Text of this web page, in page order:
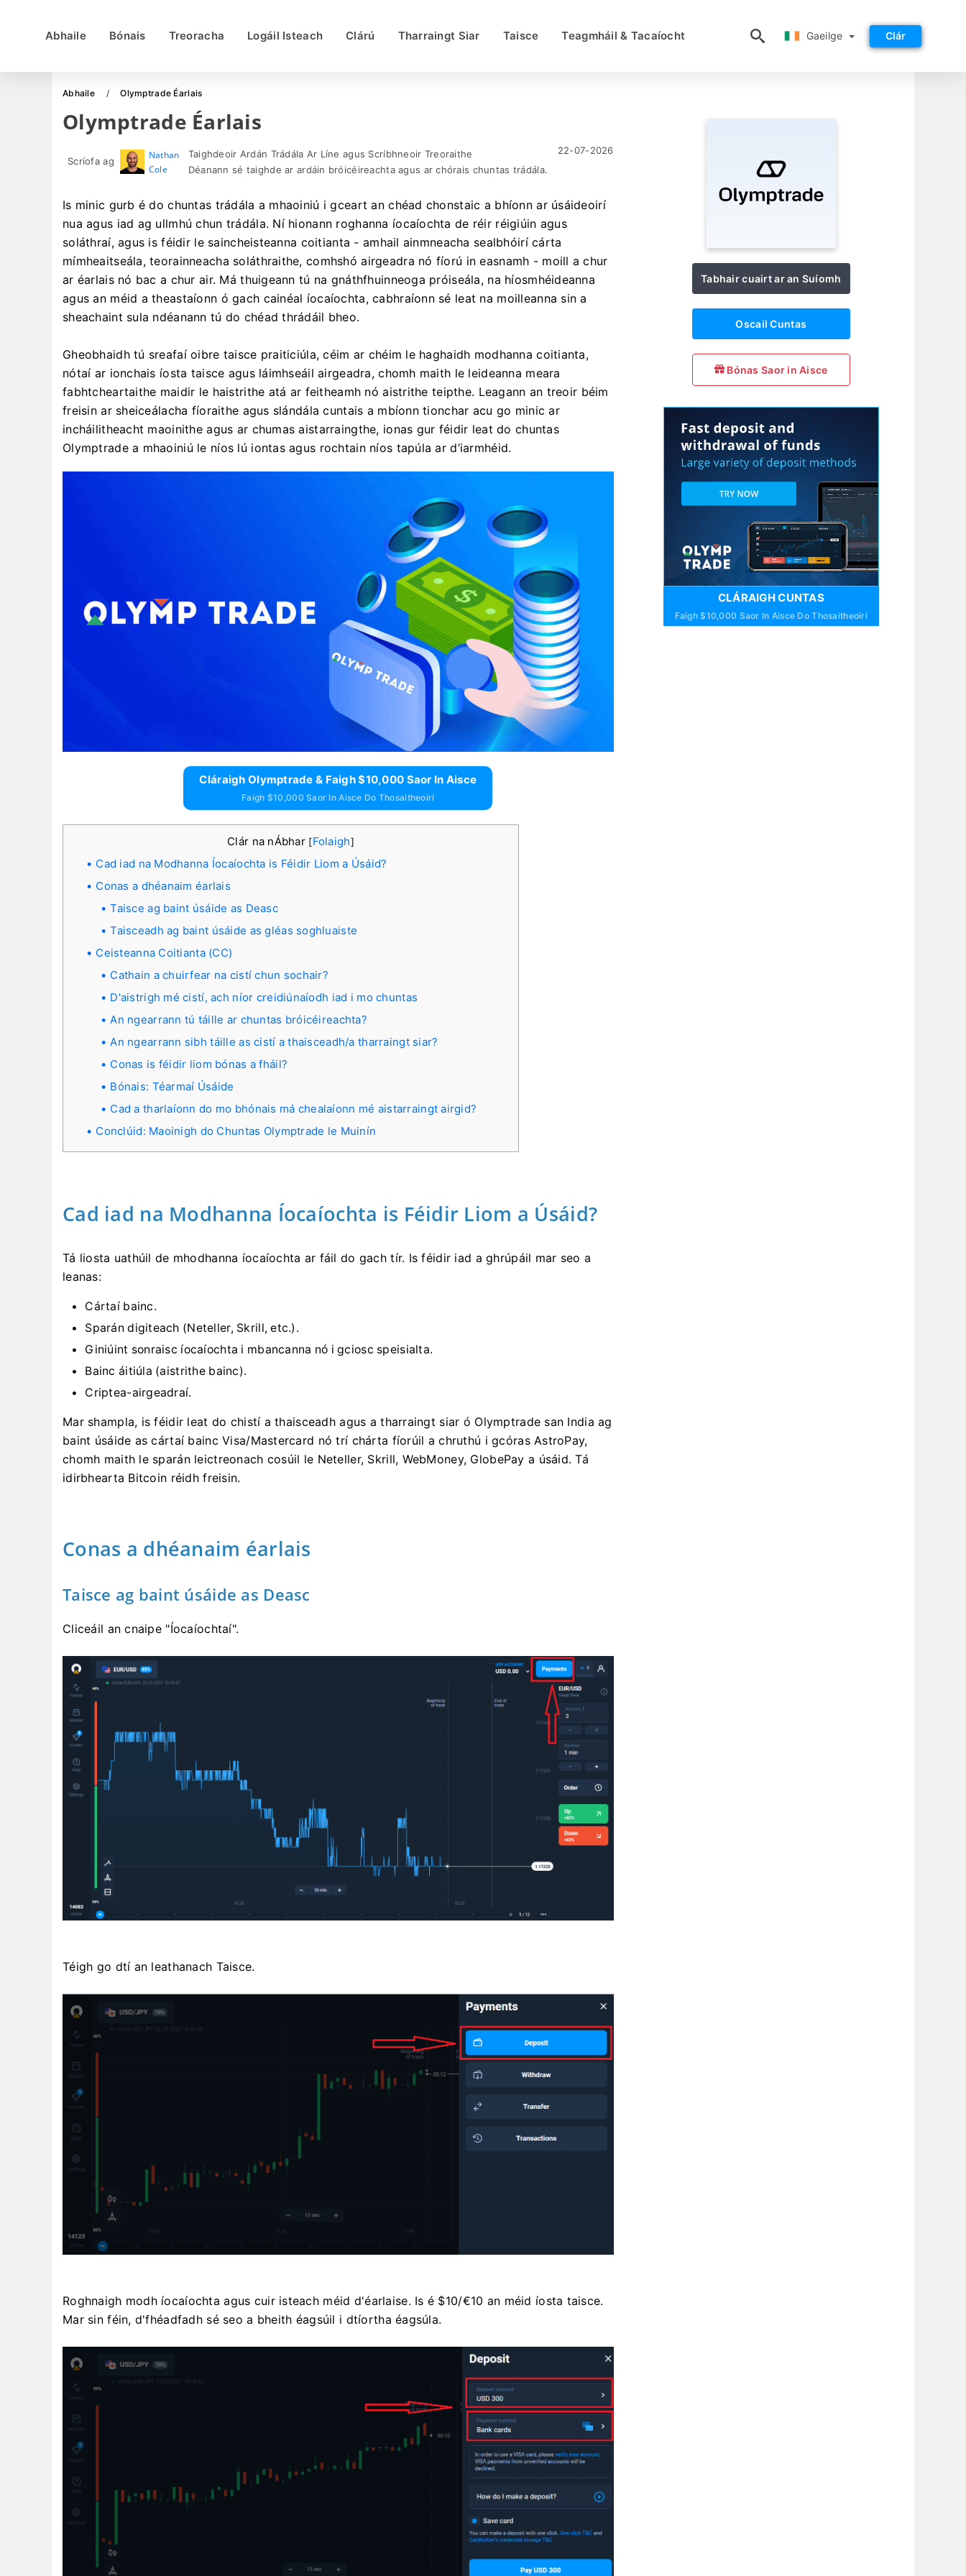
Abhaile Bónais Treoracha Logáil Isteach Clárú Tharraingt Siar Taisce Teagmháil & Tacaíocht Gaeilge Clár
Abhaile Olymptrade Éarlais
Olymptrade Éarlais
Scríofa ag
Nathan
Cole
Taighdeoir Ardán Trádála Ar Líne agus Scríbhneoir Treoraithe
Déanann sé taighde ar ardáin bróicéireachta agus ar chórais chuntas trádála.
22-07-2026
Is minic gurb é do chuntas trádála a mhaoiniú i gceart an chéad chonstaic a bhíonn ar úsáideoirí
nua agus iad ag ullmhú chun trádála. Ní hionann roghanna íocaíochta de réir réigiúin agus
soláthraí, agus is féidir le saincheisteanna coitianta - amhail ainmneacha sealbhóirí cárta
mímheaitseála, teorainneacha soláthraithe, comhshó airgeadra nó fíorú in easnamh - moill a chur
ar éarlais nó bac a chur air. Má thuigeann tú na gnáthfhuinneoga próiseála, na híosmhéideanna
agus an méid a theastaíonn ó gach cainéal íocaíochta, cabhraíonn sé leat na moilleanna sin a
sheachaint sula ndéanann tú do chéad thrádáil bheo.
Gheobhaidh tú sreafaí oibre taisce praiticiúla, céim ar chéim le haghaidh modhanna coitianta,
nótaí ar ionchais íosta taisce agus láimhseáil airgeadra, chomh maith le leideanna meara
fabhtcheartaithe maidir le haistrithe atá ar feitheamh nó aistrithe teipthe. Leagann an treoir béim
freisin ar sheiceálacha fíoraithe agus slándála cuntais a mbíonn tionchar acu go minic ar
incháilitheacht maoinithe agus ar chumas aistarraingthe, ionas gur féidir leat do chuntas
Olymptrade a mhaoiniú le níos lú iontas agus rochtain níos tapúla ar d’iarmhéid.
Cláraigh Olymptrade & Faigh $10,000 Saor In Aisce
Faigh $10,000 Saor In Aisce Do Thosaitheoirí
Clár na nÁbhar [Folaigh]
Cad iad na Modhanna Íocaíochta is Féidir Liom a Úsáid?
Conas a dhéanaim éarlais
Taisce ag baint úsáide as Deasc
Taisceadh ag baint úsáide as gléas soghluaiste
Ceisteanna Coitianta (CC)
Cathain a chuirfear na cistí chun sochair?
D'aistrigh mé cistí, ach níor creidiúnaíodh iad i mo chuntas
An ngearrann tú táille ar chuntas bróicéireachta?
An ngearrann sibh táille as cistí a thaisceadh/a tharraingt siar?
Conas is féidir liom bónas a fháil?
Bónais: Téarmaí Úsáide
Cad a tharlaíonn do mo bhónais má chealaíonn mé aistarraingt airgid?
Conclúid: Maoinigh do Chuntas Olymptrade le Muinín
Cad iad na Modhanna Íocaíochta is Féidir Liom a Úsáid?
Tá liosta uathúil de mhodhanna íocaíochta ar fáil do gach tír. Is féidir iad a ghrúpáil mar seo a
leanas:
Cártaí bainc.
Sparán digiteach (Neteller, Skrill, etc.).
Giniúint sonraisc íocaíochta i mbancanna nó i gciosc speisialta.
Bainc áitiúla (aistrithe bainc).
Criptea-airgeadraí.
Mar shampla, is féidir leat do chistí a thaisceadh agus a tharraingt siar ó Olymptrade san India ag
baint úsáide as cártaí bainc Visa/Mastercard nó trí chárta fíorúil a chruthú i gcóras AstroPay,
chomh maith le sparán leictreonach cosúil le Neteller, Skrill, WebMoney, GlobePay a úsáid. Tá
idirbhearta Bitcoin réidh freisin.
Conas a dhéanaim éarlais
Taisce ag baint úsáide as Deasc
Cliceáil an cnaipe "Íocaíochtaí".
Téigh go dtí an leathanach Taisce.
Roghnaigh modh íocaíochta agus cuir isteach méid d'éarlaise. Is é $10/€10 an méid íosta taisce.
Mar sin féin, d'fhéadfadh sé seo a bheith éagsúil i dtíortha éagsúla.
Tabhair cuairt ar an Suíomh
Oscail Cuntas
Bónas Saor in Aisce
CLÁRAIGH CUNTAS
Faigh $10,000 Saor In Aisce Do Thosaitheoirí